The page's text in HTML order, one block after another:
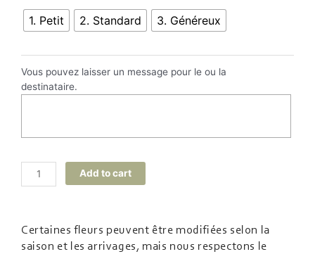
1. Petit 2. Standard 3. Généreux
Vous pouvez laisser un message pour le ou la
destinataire.
Add to cart
Certaines fleurs peuvent être modifiées selon la
saison et les arrivages, mais nous respectons le